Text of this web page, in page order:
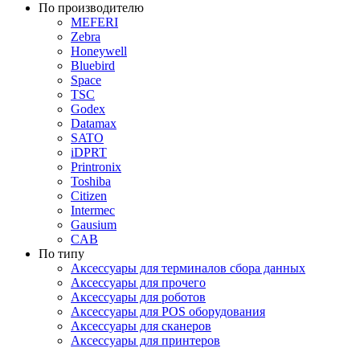
По производителю
MEFERI
Zebra
Honeywell
Bluebird
Space
TSC
Godex
Datamax
SATO
iDPRT
Printronix
Toshiba
Citizen
Intermec
Gausium
CAB
По типу
Аксессуары для терминалов сбора данных
Аксессуары для прочего
Аксессуары для роботов
Аксессуары для POS оборудования
Аксессуары для сканеров
Аксессуары для принтеров